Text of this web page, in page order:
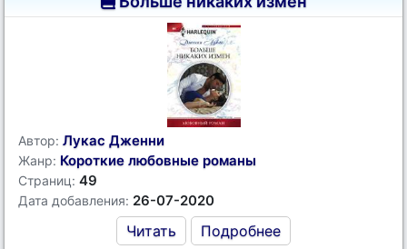
Автор: Лукас Дженни
Жанр: Короткие любовные романы
Страниц: 49
Дата добавления: 26-07-2020
Читать Подробнее